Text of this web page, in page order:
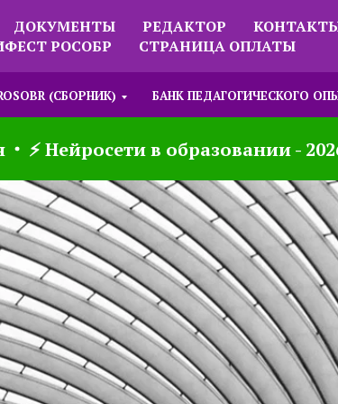
ДОКУМЕНТЫ РЕДАКТОР
РОСОБР
СТРАНИЦА ОПЛАТЫ
(СБОРНИК) БАНК ПЕДАГОГИЧЕСКОГО
⚡ Нейросети в образовании -